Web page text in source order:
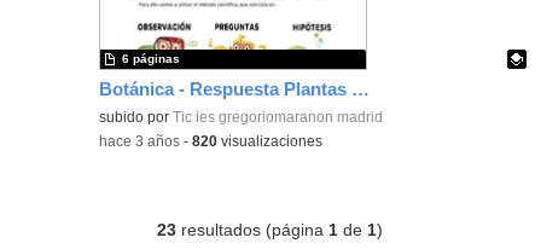
Botánica - Respuesta Plantas Estímulos de la Luz
Contenido educativo.
subido porTic ies gregoriomaranon madrid
6 páginas
-hace 3 años -820 visualizaciones
23 resultados (página 1 de 1)